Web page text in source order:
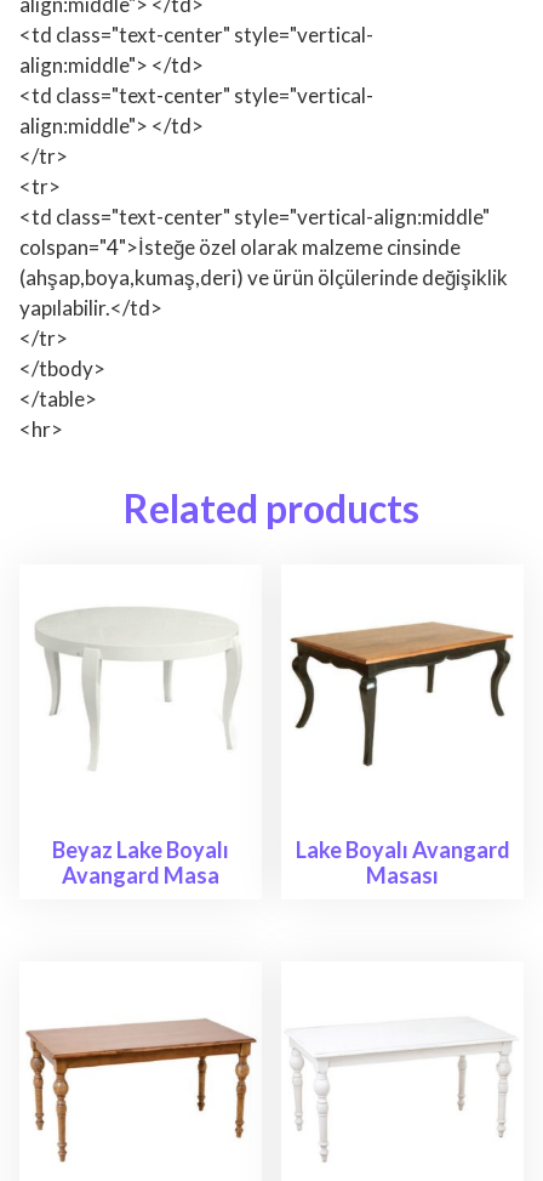
<td class="text-center" style="vertical-
align:middle"> </td>
<td class="text-center" style="vertical-
align:middle"> </td>
</tr>
<tr>
<td class="text-center" style="vertical-align:middle"
colspan="4">İsteğe özel olarak malzeme cinsinde
(ahşap,boya,kumaş,deri) ve ürün ölçülerinde değişiklik
yapılabilir.</td>
</tr>
</tbody>
</table>
<hr>
Related products
Beyaz Lake Boyalı
Avangard Masa
Lake Boyalı Avangard
Masası